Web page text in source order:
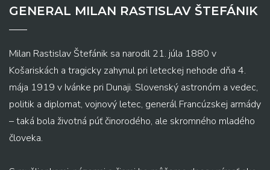
GENERAL MILAN RASTISLAV ŠTEFÁNIK
Milan Rastislav Štefánik sa narodil 21. júla 1880 v
Košariskách a tragicky zahynul pri leteckej nehode dňa 4.
mája 1919 v Ivánke pri Dunaji. Slovenský astronóm a vedec,
politik a diplomat, vojnový letec, generál Francúzskej armády
– taká bola životná púť činorodého, ale skromného mladého
človeka.